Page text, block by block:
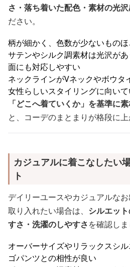
さ・落ち着いた配色・素材の光
ださい。
柄が細かく、色数が少ないもの
サテンやシルク調素材は光沢が
面にも対応しやすい
ネックラインがVネックやボウタ
女性らしいスタイリングに向いて
「どこへ着ていくか」を基準に
と、コーデのまとまりが格段に上
カジュアルに着こなしたい
ト
デイリーユースやカジュアルな
取り入れたい場合は、 シルエッ
すさ・洗濯のしやすさを確認しま
オーバーサイズやリラックスシ
ゴパンツとの相性が良い